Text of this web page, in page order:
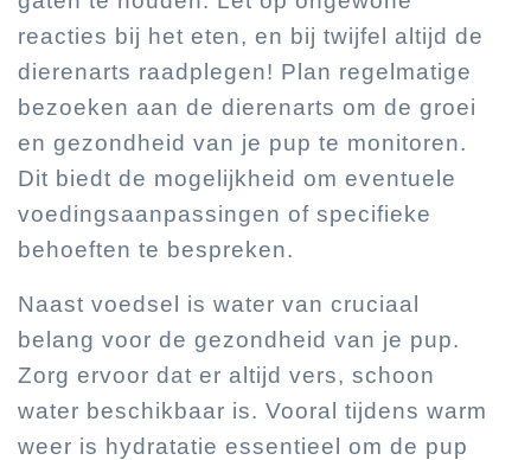
reacties bij het eten, en bij twijfel altijd de
dierenarts raadplegen! Plan regelmatige
bezoeken aan de dierenarts om de groei
en gezondheid van je pup te monitoren.
Dit biedt de mogelijkheid om eventuele
voedingsaanpassingen of specifieke
behoeften te bespreken.
Naast voedsel is water van cruciaal
belang voor de gezondheid van je pup.
Zorg ervoor dat er altijd vers, schoon
water beschikbaar is. Vooral tijdens warm
weer is hydratatie essentieel om de pup